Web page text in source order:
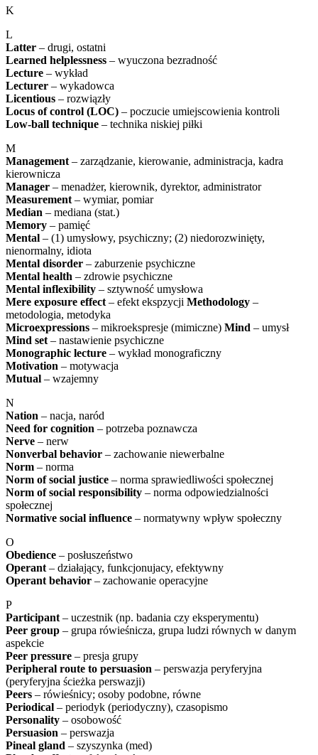
K
L
Latter – drugi, ostatni
Learned helplessness – wyuczona bezradność
Lecture – wykład
Lecturer – wykadowca
Licentious – rozwiązły
Locus of control (LOC) – poczucie umiejscowienia kontroli
Low-ball technique – technika niskiej piłki
M
Management – zarządzanie, kierowanie, administracja, kadra
kierownicza
Manager – menadżer, kierownik, dyrektor, administrator
Measurement – wymiar, pomiar
Median – mediana (stat.)
Memory – pamięć
Mental – (1) umysłowy, psychiczny; (2) niedorozwinięty,
nienormalny, idiota
Mental disorder – zaburzenie psychiczne
Mental health – zdrowie psychiczne
Mental inflexibility – sztywność umysłowa
Mere exposure effect – efekt ekspzycji Methodology –
metodologia, metodyka
Microexpressions – mikroekspresje (mimiczne) Mind – umysł
Mind set – nastawienie psychiczne
Monographic lecture – wykład monograficzny
Motivation – motywacja
Mutual – wzajemny
N
Nation – nacja, naród
Need for cognition – potrzeba poznawcza
Nerve – nerw
Nonverbal behavior – zachowanie niewerbalne
Norm – norma
Norm of social justice – norma sprawiedliwości społecznej
Norm of social responsibility – norma odpowiedzialności
społecznej
Normative social influence – normatywny wpływ społeczny
O
Obedience – posłuszeństwo
Operant – działający, funkcjonujacy, efektywny
Operant behavior – zachowanie operacyjne
P
Participant – uczestnik (np. badania czy eksperymentu)
Peer group – grupa rówieśnicza, grupa ludzi równych w danym
aspekcie
Peer pressure – presja grupy
Peripheral route to persuasion – perswazja peryferyjna
(peryferyjna ścieżka perswazji)
Peers – rówieśnicy; osoby podobne, równe
Periodical – periodyk (periodyczny), czasopismo
Personality – osobowość
Persuasion – perswazja
Pineal gland – szyszynka (med)